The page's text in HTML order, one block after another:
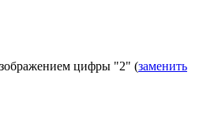
цифры "2" (заменить